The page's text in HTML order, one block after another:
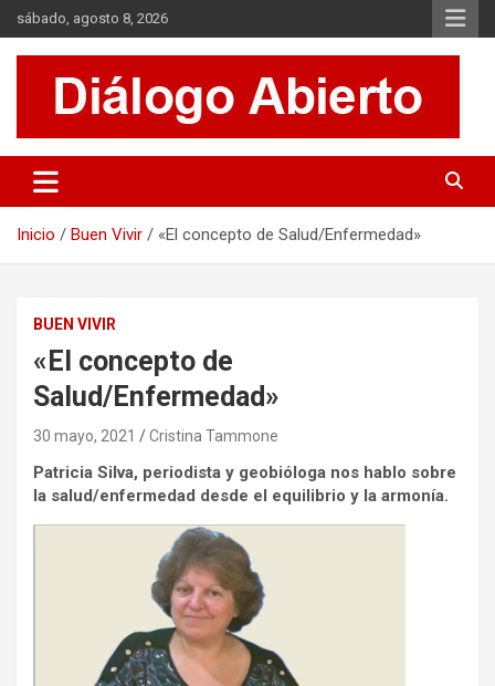
Saltar
al
contenido
sábado, agosto 8, 2026
Diálogo Abierto
Se tratan diversos temas de actualidad buscando hacer un
aporte a la sociedad, brindando información relevante de lo que
Inicio Buen Vivir «El concepto de Salud/Enfermedad»
BUEN VIVIR
«El concepto de
Salud/Enfermedad»
30 mayo, 2021 Cristina Tammone
Patricia Silva, periodista y geobióloga nos hablo sobre
la salud/enfermedad desde el equilibrio y la armonía.